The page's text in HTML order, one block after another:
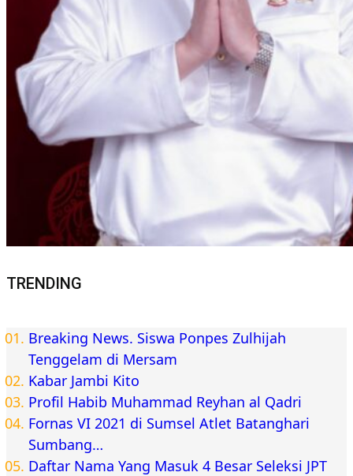
TRENDING
Breaking News. Siswa Ponpes Zulhijah
Tenggelam di Mersam
Kabar Jambi Kito
Profil Habib Muhammad Reyhan al Qadri
Fornas VI 2021 di Sumsel Atlet Batanghari
Sumbang…
Daftar Nama Yang Masuk 4 Besar Seleksi JPT